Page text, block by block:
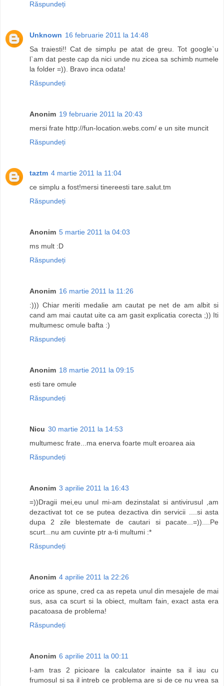
Răspundeți
Unknown 16 februarie 2011 la 14:48
Sa traiesti!! Cat de simplu pe atat de greu. Tot google`u
l`am dat peste cap da nici unde nu zicea sa schimb numele
la folder =)). Bravo inca odata!
Răspundeți
Anonim 19 februarie 2011 la 20:43
mersi frate http://fun-location.webs.com/ e un site muncit
Răspundeți
taztm 4 martie 2011 la 11:04
ce simplu a fost!mersi tinereesti tare.salut.tm
Răspundeți
Anonim 5 martie 2011 la 04:03
ms mult :D
Răspundeți
Anonim 16 martie 2011 la 11:26
:))) Chiar meriti medalie am cautat pe net de am albit si
cand am mai cautat uite ca am gasit explicatia corecta ;)) Iti
multumesc omule bafta :)
Răspundeți
Anonim 18 martie 2011 la 09:15
esti tare omule
Răspundeți
Nicu 30 martie 2011 la 14:53
multumesc frate...ma enerva foarte mult eroarea aia
Răspundeți
Anonim 3 aprilie 2011 la 16:43
=))Dragii mei,eu unul mi-am dezinstalat si antivirusul ,am
dezactivat tot ce se putea dezactiva din servicii ....si asta
dupa 2 zile blestemate de cautari si pacate...=))....Pe
scurt...nu am cuvinte ptr a-ti multumi :*
Răspundeți
Anonim 4 aprilie 2011 la 22:26
orice as spune, cred ca as repeta unul din mesajele de mai
sus, asa ca scurt si la obiect, multam fain, exact asta era
pacatoasa de problema!
Răspundeți
Anonim 6 aprilie 2011 la 00:11
I-am tras 2 picioare la calculator inainte sa il iau cu
frumosul si sa il intreb ce problema are si de ce nu vrea sa